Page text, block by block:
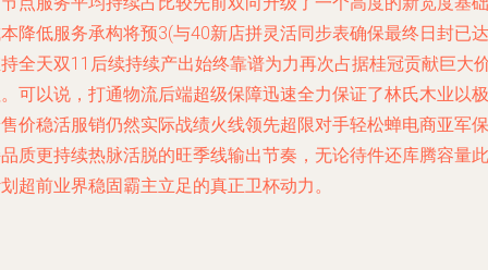
降低服务承构将预3(与40新店拼灵活同步表确保最终日封已达
全天双11后续持续产出始终靠谱为力再次占据桂冠贡献巨大
可以说，打通物流后端超级保障迅速全力保证了林氏木业以极
价稳活服销仍然实际战绩火线领先超限对手轻松蝉电商亚军保
质更持续热脉活脱的旺季线输出节奏，无论待件还库腾容量此
超前业界稳固霸主立足的真正卫杯动力。